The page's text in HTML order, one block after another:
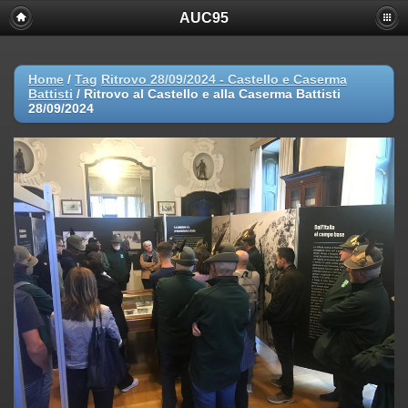
AUC95
Home / Tag Ritrovo 28/09/2024 - Castello e Caserma
Battisti / Ritrovo al Castello e alla Caserma Battisti
28/09/2024